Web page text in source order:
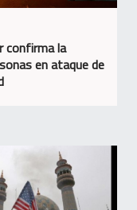
confirma la
en ataque de